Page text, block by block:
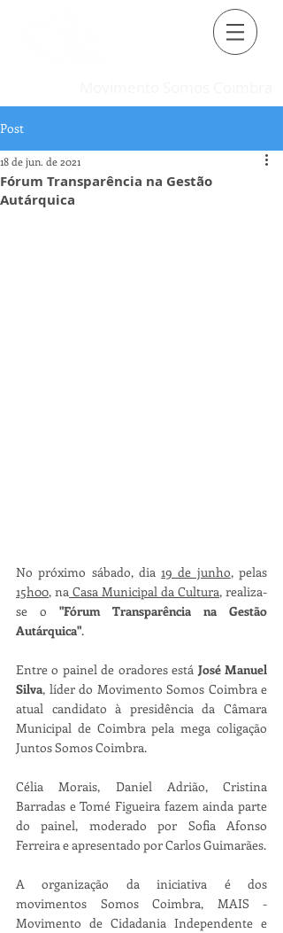
Post
Fórum Transparência na Gestão
Autárquica
18 de jun. de 2021
No próximo sábado, dia 19 de junho
15h00, na Casa Municipal da Cultura, realiza-
se o "Fórum Transparência na Gestão
Autárquica".
Entre o painel de oradores está José Manuel
Silva, líder do Movimento Somos Coimbra e
atual candidato à presidência da Câmara
Municipal de Coimbra pela mega coligação
Juntos Somos Coimbra.
Célia Morais, Daniel Adrião, Cristina
Barradas e Tomé Figueira fazem ainda parte
do painel, moderado por Sofia Afonso
Ferreira e apresentado por Carlos Guimarães.
A organização da iniciativa é dos
movimentos Somos Coimbra, MAIS -
Movimento de Cidadania Independente e